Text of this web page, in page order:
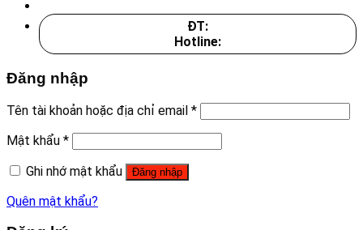
ĐT:
Hotline:
Đăng nhập
Tên tài khoản hoặc địa chỉ email *
Mật khẩu *
Ghi nhớ mật khẩu
Đăng nhập
Quên mật khẩu?